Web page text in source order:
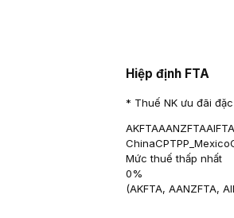
Hiệp định FTA
* Thuế NK ưu đãi
AKFTAAANZFTAAIFTA
ChinaCPTPP_Mexico
Mức thuế thấp nhất
0%
(AKFTA, AANZFTA,